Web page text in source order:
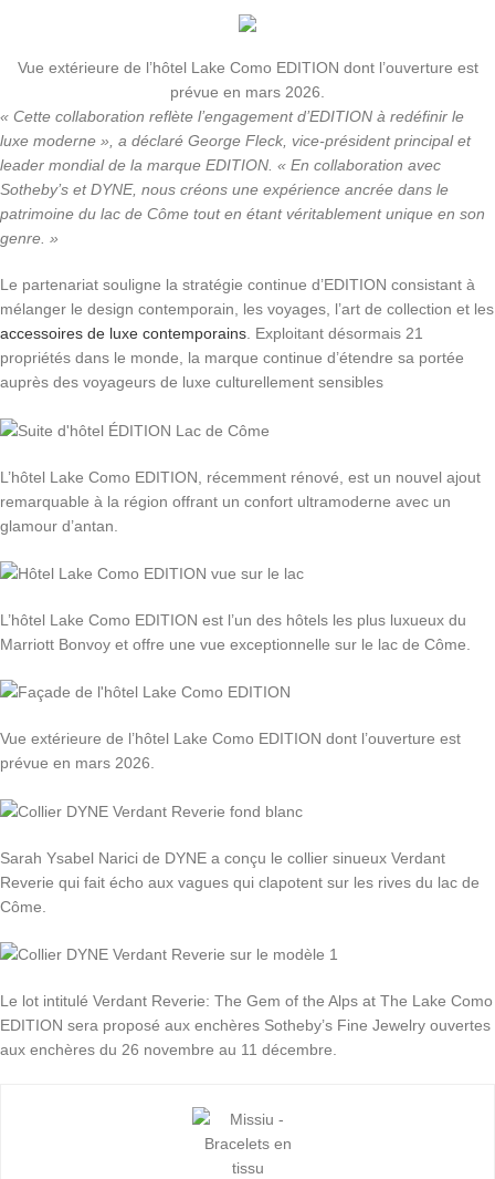
Vue extérieure de l’hôtel Lake Como EDITION dont l’ouverture est
prévue en mars 2026.
« Cette collaboration reflète l’engagement d’EDITION à redéfinir le
luxe moderne », a déclaré George Fleck, vice-président principal et
leader mondial de la marque EDITION. « En collaboration avec
Sotheby’s et DYNE, nous créons une expérience ancrée dans le
patrimoine du lac de Côme tout en étant véritablement unique en son
genre. »
Le partenariat souligne la stratégie continue d’EDITION consistant à
mélanger le design contemporain, les voyages, l’art de collection et les
accessoires de luxe contemporains. Exploitant désormais 21
propriétés dans le monde, la marque continue d’étendre sa portée
auprès des voyageurs de luxe culturellement sensibles
L’hôtel Lake Como EDITION, récemment rénové, est un nouvel ajout
remarquable à la région offrant un confort ultramoderne avec un
glamour d’antan.
L’hôtel Lake Como EDITION est l’un des hôtels les plus luxueux du
Marriott Bonvoy et offre une vue exceptionnelle sur le lac de Côme.
Vue extérieure de l’hôtel Lake Como EDITION dont l’ouverture est
prévue en mars 2026.
Sarah Ysabel Narici de DYNE a conçu le collier sinueux Verdant
Reverie qui fait écho aux vagues qui clapotent sur les rives du lac de
Côme.
Le lot intitulé Verdant Reverie: The Gem of the Alps at The Lake Como
EDITION sera proposé aux enchères Sotheby’s Fine Jewelry ouvertes
aux enchères du 26 novembre au 11 décembre.